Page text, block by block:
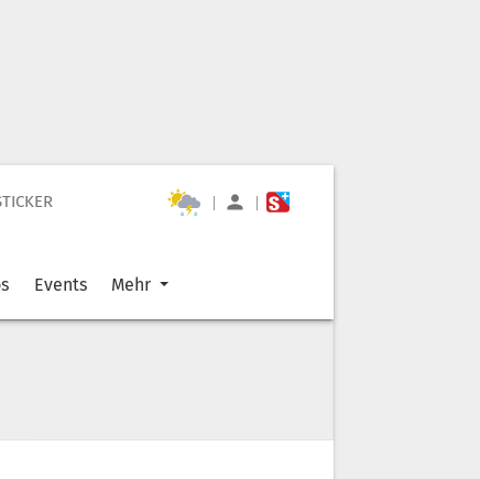
| |
Events Mehr